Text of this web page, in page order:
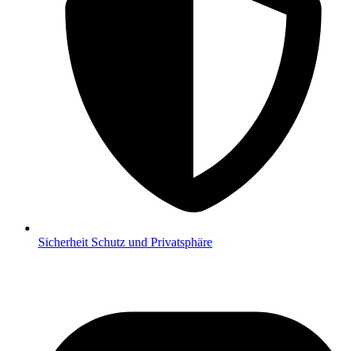
Sicherheit Schutz und Privatsphäre